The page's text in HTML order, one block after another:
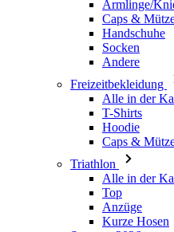
Freizeitbekleidung
Alle in der
T-Shirts
Hoodie
Caps &
Triathlon
Alle in der
Top
Anzüge
Kurze Hosen
Sommer 2026
Team-Repliken
Special Editions
Ausverkauf
Geschenkgutscheine